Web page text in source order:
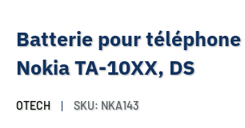
Batterie pour
Nokia TA-10XX, DS
OTECH SKU: NKA143